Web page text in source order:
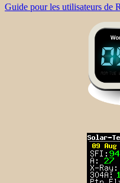
Guide pour les utilisateurs